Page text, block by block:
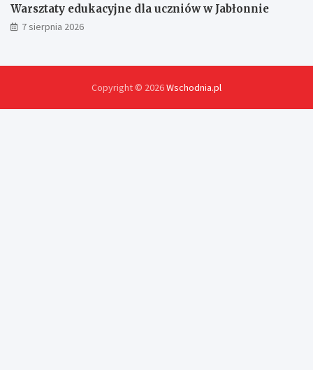
Warsztaty edukacyjne dla uczniów w Jabłonnie
7 sierpnia 2026
Copyright © 2026Wschodnia.pl